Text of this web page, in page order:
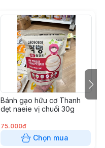
Bánh gạo hữu cơ Thanh
dẹt naeie vị chuối 30g
75.000đ
Chọn mua